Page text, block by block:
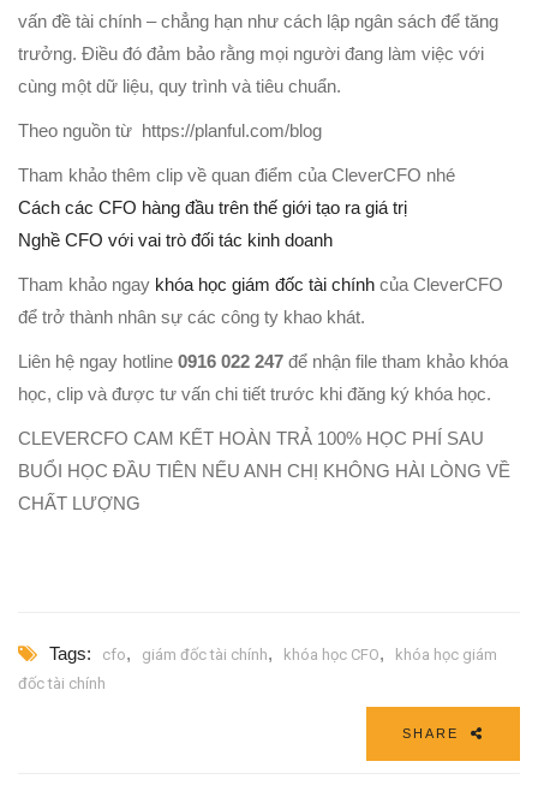
vấn đề tài chính – chẳng hạn như cách lập ngân sách để tăng
trưởng. Điều đó đảm bảo rằng mọi người đang làm việc với
cùng một dữ liệu, quy trình và tiêu chuẩn.
Theo nguồn từ https://planful.com/blog
Tham khảo thêm clip về quan điểm của CleverCFO nhé
Cách các CFO hàng đầu trên thế giới tạo ra giá trị
Nghề CFO với vai trò đối tác kinh doanh
Tham khảo ngay khóa học giám đốc tài chính của CleverCFO
để trở thành nhân sự các công ty khao khát.
Liên hệ ngay hotline 0916 022 247 để nhận file tham khảo khóa
học, clip và được tư vấn chi tiết trước khi đăng ký khóa học.
CLEVERCFO CAM KẾT HOÀN TRẢ 100% HỌC PHÍ SAU
BUỔI HỌC ĐẦU TIÊN NẾU ANH CHỊ KHÔNG HÀI LÒNG VỀ
CHẤT LƯỢNG
Tags: cfo, giám đốc tài chính, khóa học CFO,
khóa học giám
đốc tài chính
SHARE